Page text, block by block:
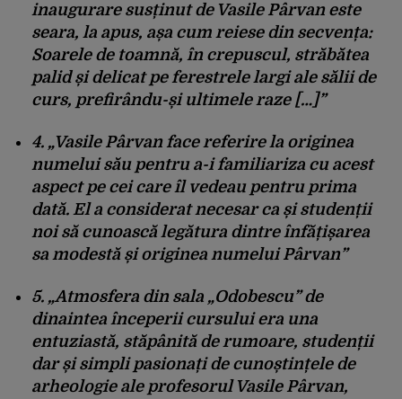
inaugurare susținut de Vasile Pârvan este
seara, la apus, așa cum reiese din secvența:
Soarele de toamnă, în crepuscul, străbătea
palid și delicat pe ferestrele largi ale sălii de
curs, prefirându-și ultimele raze […]”
4. „Vasile Pârvan face referire la originea
numelui său pentru a-i familiariza cu acest
aspect pe cei care îl vedeau pentru prima
dată. El a considerat necesar ca și studenții
noi să cunoască legătura dintre înfățișarea
sa modestă și originea numelui Pârvan”
5. „Atmosfera din sala „Odobescu” de
dinaintea începerii cursului era una
entuziastă, stăpânită de rumoare, studenții
dar și simpli pasionați de cunoștințele de
arheologie ale profesorul Vasile Pârvan,